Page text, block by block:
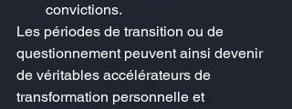
convictions.
Les périodes de transition ou de
questionnement peuvent ainsi devenir
de véritables accélérateurs de
transformation personnelle et